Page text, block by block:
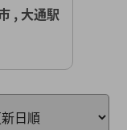
, 大通駅